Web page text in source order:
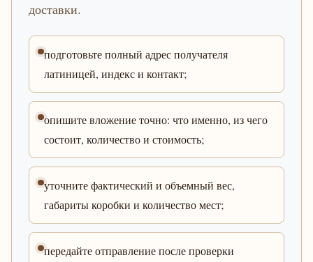
доставки.
подготовьте полный адрес получателя
латиницей, индекс и контакт;
опишите вложение точно: что именно, из чего
состоит, количество и стоимость;
уточните фактический и объемный вес,
габариты коробки и количество мест;
передайте отправление после проверки